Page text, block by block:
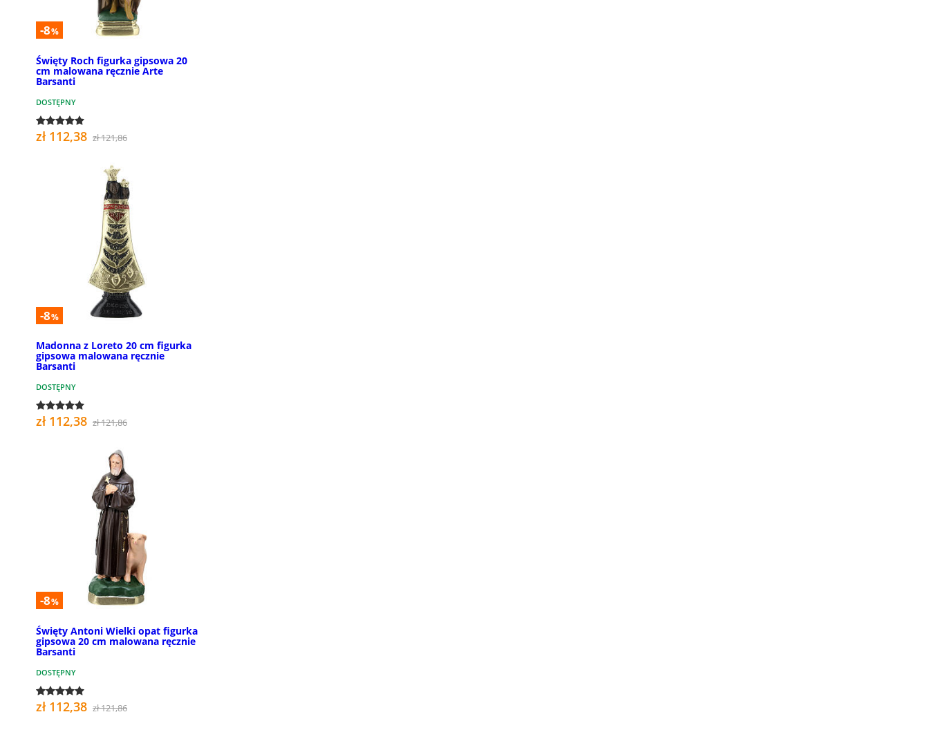
-8%
Święty Roch figurka gipsowa 20
cm malowana ręcznie Arte
Barsanti
DOSTĘPNY
zł 112,38 zł 121,86
-8%
Madonna z Loreto 20 cm figurka
gipsowa malowana ręcznie
Barsanti
DOSTĘPNY
zł 112,38 zł 121,86
-8%
Święty Antoni Wielki opat figurka
gipsowa 20 cm malowana ręcznie
Barsanti
DOSTĘPNY
zł 112,38 zł 121,86